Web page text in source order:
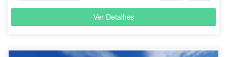
Ver Detalhes